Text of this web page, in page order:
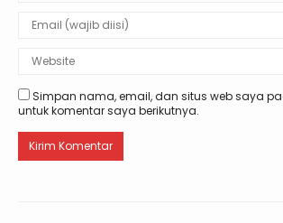
Simpan nama, email, dan situs web saya
untuk komentar saya berikutnya.